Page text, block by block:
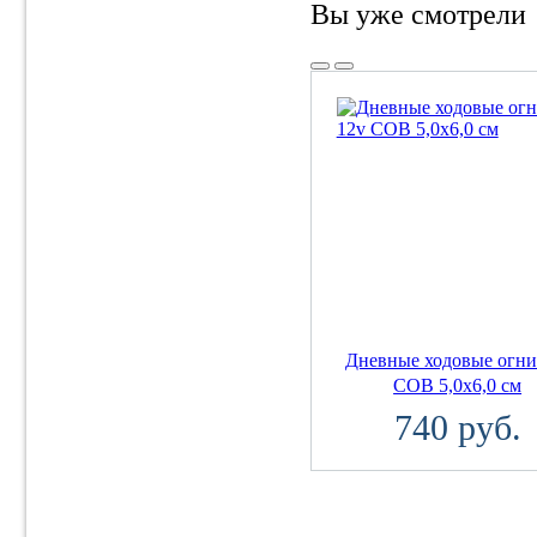
Вы уже смотрели
Дневные ходовые
COB 5,0x6,0 см
740 руб.